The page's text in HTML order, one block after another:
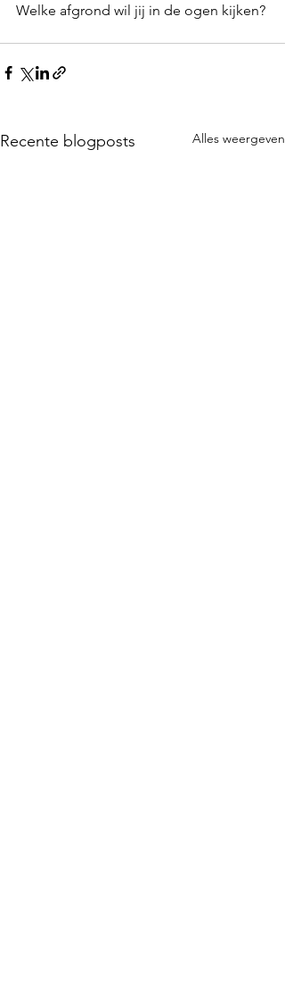
Welke afgrond wil jij in de ogen kijken?
Recente blogposts Alles weergeven